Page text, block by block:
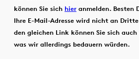
können Sie sich hier anmelden. Besten
Ihre E-Mail-Adresse wird nicht an
den gleichen Link können Sie sich
was wir allerdings bedauern würden.